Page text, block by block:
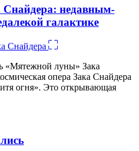
недавным-
галактике
«Мятежной луны» Зака
опера Зака Снайдера
огня». Это открывающая